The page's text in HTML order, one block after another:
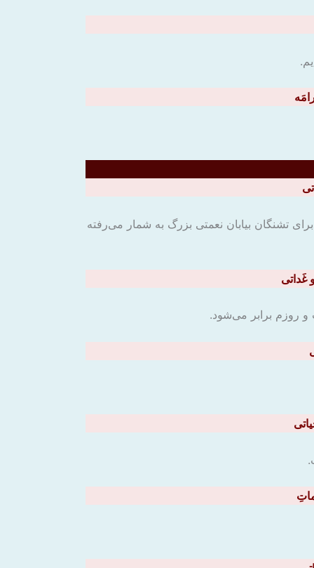
برای تشنگان بیابان نعمتی بزرگ به شمار می‌رفته
روزم برابر می‌شود.